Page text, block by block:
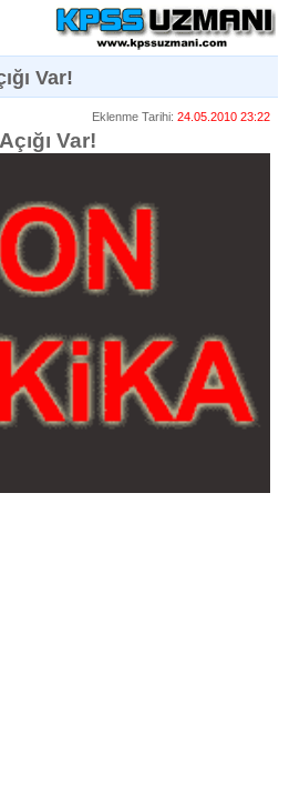
Var!
Eklenme Tarihi: 24.05.2010 23:22
Var!